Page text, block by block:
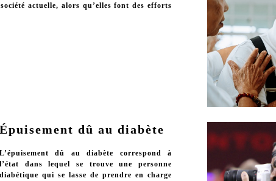
actuelle, alors qu’elles font des efforts
Épuisement dû au diabète
L’épuisement dû au diabète correspond à
l’état dans lequel se trouve une personne
diabétique qui se lasse de prendre en charge